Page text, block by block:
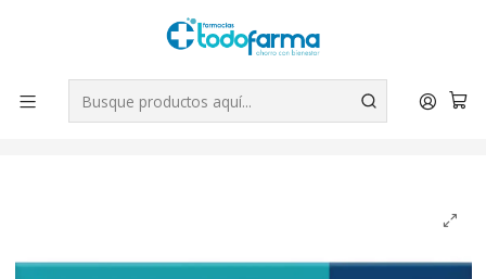
Tus compras tienen envío GRATIS por Rappi - Atención exclusiva
para Chile | WhatsApp +56
Leer más
Inicio Medicamentos
Antimetil Extracto de Jengibre 50 mg 30 Comprimidos